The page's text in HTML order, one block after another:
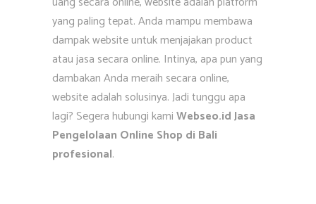
yang paling tepat. Anda mampu membawa
dampak website untuk menjajakan product
atau jasa secara online. Intinya, apa pun yang
dambakan Anda meraih secara online,
website adalah solusinya. Jadi tunggu apa
lagi? Segera hubungi kamiWebseo.id Jasa
Pengelolaan Online Shop di Bali
profesional.